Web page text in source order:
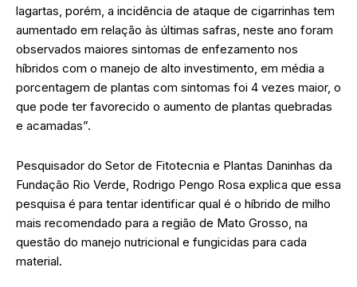
lagartas, porém, a incidência de ataque de cigarrinhas tem
aumentado em relação às últimas safras, neste ano foram
observados maiores sintomas de enfezamento nos
híbridos com o manejo de alto investimento, em média a
porcentagem de plantas com sintomas foi 4 vezes maior, o
que pode ter favorecido o aumento de plantas quebradas
e acamadas”.
Pesquisador do Setor de Fitotecnia e Plantas Daninhas da
Fundação Rio Verde, Rodrigo Pengo Rosa explica que essa
pesquisa é para tentar identificar qual é o híbrido de milho
mais recomendado para a região de Mato Grosso, na
questão do manejo nutricional e fungicidas para cada
material.